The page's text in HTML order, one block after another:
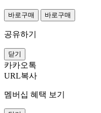
바로구매 바로구매
공유하기
닫기
카카오톡
URL복사
멤버십 혜택 보기